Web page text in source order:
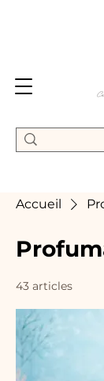
Accueil
43 articles